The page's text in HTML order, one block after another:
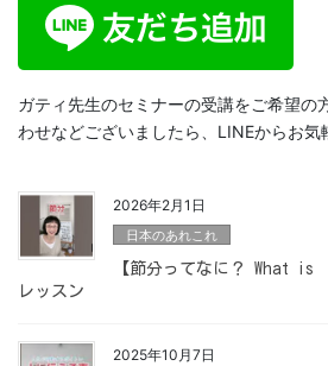
ガティ先生のセミナーの受講をご希望の
わせなどございましたら、LINEからお気
2026年2月1日
日本のあれこれ
【節分ってなに？ What
レッスン
2025年10月7日